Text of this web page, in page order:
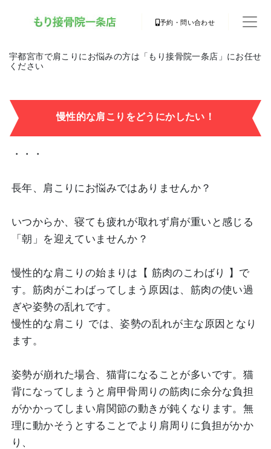
予約・問い合わせ
宇都宮市で肩こりにお悩みの方は「もり接骨院一条店」にお任せ
ください
慢性的な肩こりをどうにかしたい！
・・・
長年、肩こりにお悩みではありませんか？
いつからか、寝ても疲れが取れず肩が重いと感じる
「朝」を迎えていませんか？
慢性的な肩こりの始まりは【 筋肉のこわばり 】で
す。筋肉がこわばってしまう原因は、筋肉の使い過
ぎや姿勢の乱れです。
慢性的な肩こり では、姿勢の乱れが主な原因となり
ます。
姿勢が崩れた場合、猫背になることが多いです。猫
背になってしまうと肩甲骨周りの筋肉に余分な負担
がかかってしまい肩関節の動きが鈍くなります。無
理に動かそうとすることでより肩周りに負担がかか
り、